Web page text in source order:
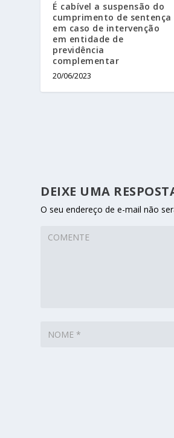
É cabível a suspensão do
cumprimento de sentença
em caso de intervenção
em entidade de
previdência
complementar
20/06/2023
DEIXE UMA
O seu endereço de e-mail não